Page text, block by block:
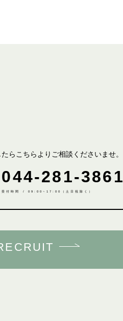
ら こちらよりご相談くださいませ。
044-281-3861
受付時間 / 09:00~17:00（土日祝除く）